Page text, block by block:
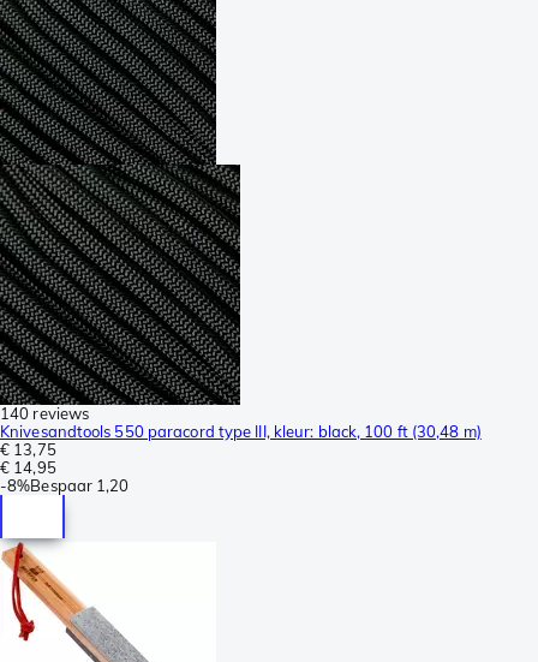
140 reviews
Knivesandtools 550 paracord type III, kleur: black, 100 ft (30,48 m)
€ 13,75
€ 14,95
-8%Bespaar 1,20